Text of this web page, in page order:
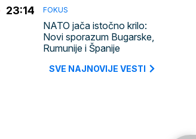
FOKUS
NATO jača istočno krilo:
Novi sporazum Bugarske,
Rumunije i Španije
23:14
SVE NAJNOVIJE VESTI